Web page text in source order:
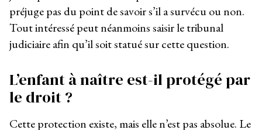
préjuge pas du point de savoir s’il a survécu ou non.
Tout intéressé peut néanmoins saisir le tribunal
judiciaire afin qu’il soit statué sur cette question.
L’enfant à naître est-il protégé par
le droit ?
Cette protection existe, mais elle n’est pas absolue. Le